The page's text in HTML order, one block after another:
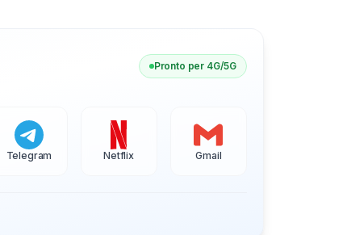
Pronto per 4G/5G
Telegram Netflix Gmail